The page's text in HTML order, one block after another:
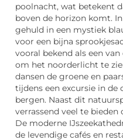
poolnacht, wat betekent
boven de horizon komt.
gehuld in een mystiek
voor een bijna
vooral bekend als een
om het noorderlicht te
dansen de groene en
tijdens een excursie in
bergen. Naast dit
verrassend veel te
De moderne
de levendige cafés en